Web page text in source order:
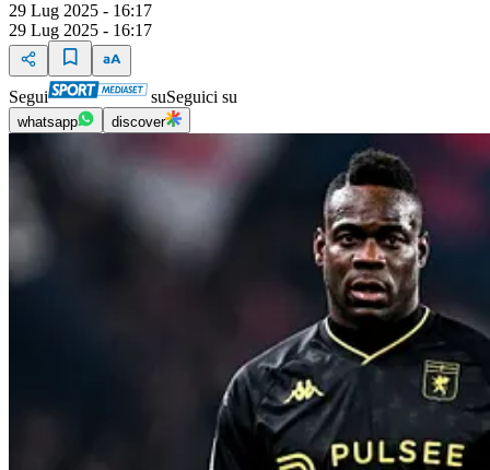
29 Lug 2025 - 16:17
29 Lug 2025 - 16:17
Segui suSeguici su
whatsapp discover